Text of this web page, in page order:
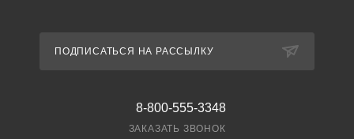
ПОДПИСАТЬСЯ НА РАССЫЛКУ
8-800-555-3348
ЗАКАЗАТЬ ЗВОНОК